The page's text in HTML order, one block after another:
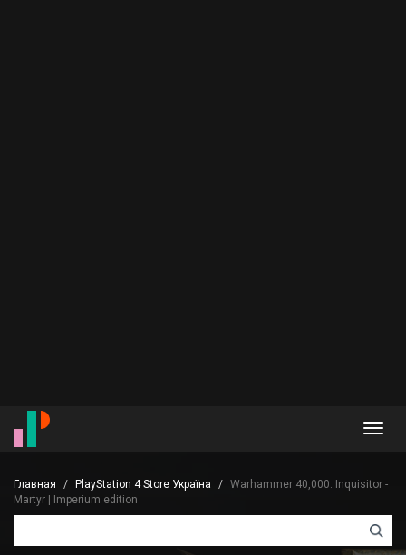
Главная PlayStation 4 Store Україна
Warhammer 40,000: Inquisitor -
Martyr | Imperium edition